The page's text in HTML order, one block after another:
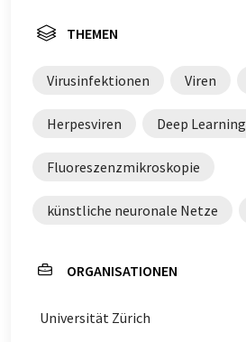
THEMEN
Virusinfektionen Viren
Herpesviren Deep Learning
Fluoreszenzmikroskopie
künstliche neuronale Netze
ORGANISATIONEN
Universität Zürich